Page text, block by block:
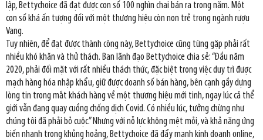
lập, Bettychoice đã đạt được con số 100 nghìn chai bán ra trong năm. Một
con số khá ấn tượng đối với một thương hiệu còn non trẻ trong ngành rượu
Vang.
Tuy nhiên, để đạt được thành công này, Bettychoice cũng từng gặp phải rất
nhiều khó khăn và thử thách. Ban lãnh đạo Bettychoice chia sẻ: “Đầu năm
2020, phải đối mặt với rất nhiều thách thức, đặc biệt trong việc duy trì được
mạch hàng hóa nhập khẩu, giữ được doanh số bán hàng, bên cạnh gầy dựng
lòng tin trong mắt khách hàng về một thương hiệu mới tinh, ngay lúc cả thể
giới vẫn đang quay cuồng chống dịch Covid. Có nhiều lúc, tưởng chừng như
chúng tôi đã phải bỏ cuộc.” Nhưng với nỗ lực không mệt mỏi, và khả năng ứng
biến nhanh trong khủng hoảng, Bettychoice đã đẩy mạnh kinh doanh online,